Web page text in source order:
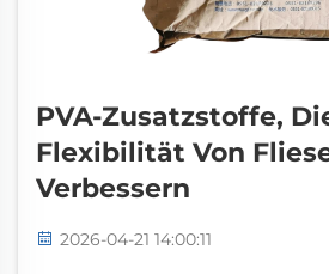
PVA-Zusatzstoffe,
Flexibilität Von
Verbessern
2026-04-21 14:00:11